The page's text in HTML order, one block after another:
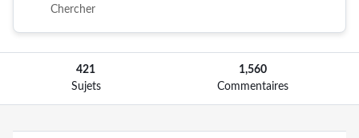
421
Sujets
1,560
Commentaires